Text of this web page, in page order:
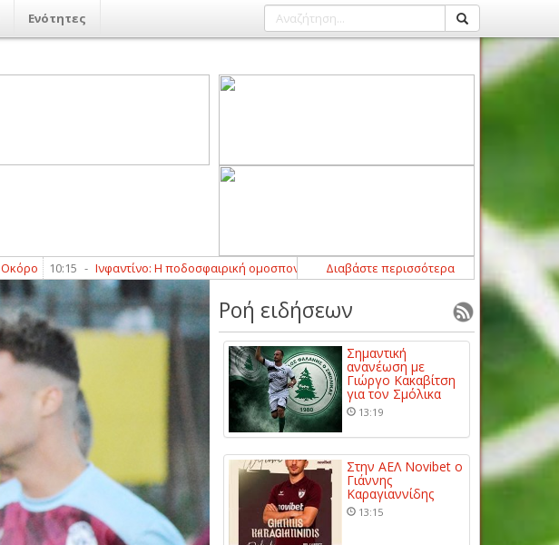
Ενότητες
- Ινφαντίνο: Η ποδοσφαιρική ομοσπονδία της Αργεντινής στηρίζει τον πρόεδρο της FIFA 10:00 -
Διαβάστε περισσότερα
Ροή ειδήσεων
Σημαντική
ανανέωση με
Γιώργο Κακαβίτση
για τον Σμόλικα
13:19
Στην ΑΕΛ Novibet ο
Γιάννης
Καραγιαννίδης
13:15